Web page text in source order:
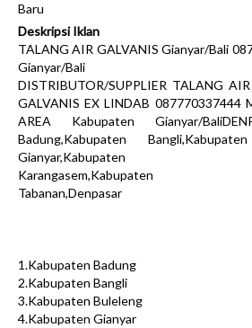
Baru
Deskripsi Iklan
TALANG AIR GALVANIS Gianyar/Bali
Gianyar/Bali
DISTRIBUTOR/SUPPLIER TALANG
GALVANIS EX LINDAB 087770337444
AREA Kabupaten Gianyar/
Badung,Kabupaten
Gianyar,Kabupaten
Karangasem,Kabupaten
Tabanan,Denpasar
1.Kabupaten Badung
2.Kabupaten Bangli
3.Kabupaten Buleleng
4.Kabupaten Gianyar